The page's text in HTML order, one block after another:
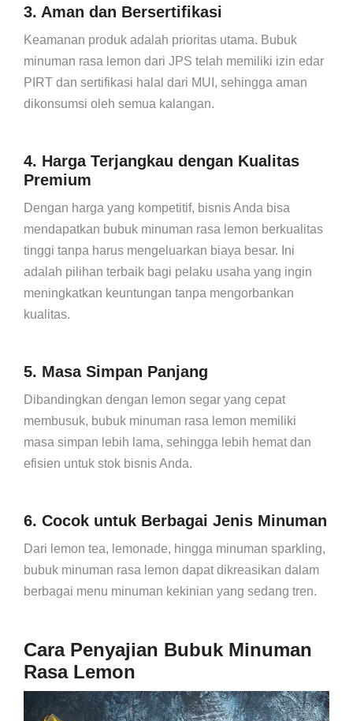
3. Aman dan Bersertifikasi
Keamanan produk adalah prioritas utama. Bubuk
minuman rasa lemon dari JPS telah memiliki izin edar
PIRT dan sertifikasi halal dari MUI, sehingga aman
dikonsumsi oleh semua kalangan.
4. Harga Terjangkau dengan Kualitas
Premium
Dengan harga yang kompetitif, bisnis Anda bisa
mendapatkan bubuk minuman rasa lemon berkualitas
tinggi tanpa harus mengeluarkan biaya besar. Ini
adalah pilihan terbaik bagi pelaku usaha yang ingin
meningkatkan keuntungan tanpa mengorbankan
kualitas.
5. Masa Simpan Panjang
Dibandingkan dengan lemon segar yang cepat
membusuk, bubuk minuman rasa lemon memiliki
masa simpan lebih lama, sehingga lebih hemat dan
efisien untuk stok bisnis Anda.
6. Cocok untuk Berbagai Jenis Minuman
Dari lemon tea, lemonade, hingga minuman sparkling,
bubuk minuman rasa lemon dapat dikreasikan dalam
berbagai menu minuman kekinian yang sedang tren.
Cara Penyajian Bubuk Minuman
Rasa Lemon